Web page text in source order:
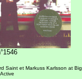
Saint et Markuss Karlsson at Big
Active